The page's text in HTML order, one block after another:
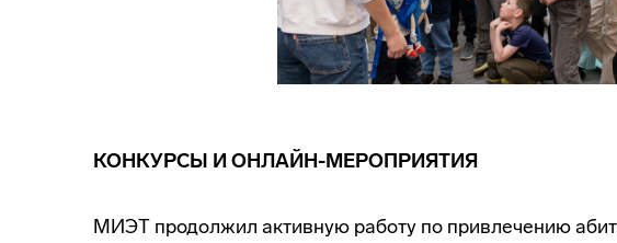
КОНКУРСЫ И ОНЛАЙН-МЕРОПРИЯТИЯ
МИЭТ продолжил активную работу по привлечению